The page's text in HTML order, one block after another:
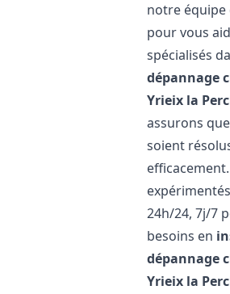
notre équipe
pour vous
spécialisés
dépannage
Yrieix la
assurons
soient
24h/24, 7j/7
besoins en
dépannage
Yrieix la